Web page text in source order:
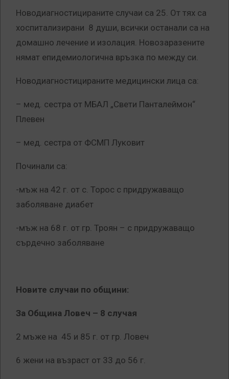
Новодиагностицираните случаи са 25. От тях са
хоспитализирани 8 души, всички останали са на
домашно лечение и изолация. Новозаразените
нямат епидемиологична връзка по между си.
Новодиагностицираните медицински лица са:
– мед. сестра от МБАЛ „Свети Панталеймон“
Плевен
– мед. сестра от ФСМП Луковит
Починали са:
-мъж на 42 г. от с. Торос с придружаващо
заболяване диабет
-мъж на 68 г. от гр. Троян – с придружаващо
сърдечно заболяване
Новите случаи по общини:
За Община Ловеч – 8 случая
2 мъже на 45 и 85 г. от гр. Ловеч
6 жени на възраст от 33 до 56 г.